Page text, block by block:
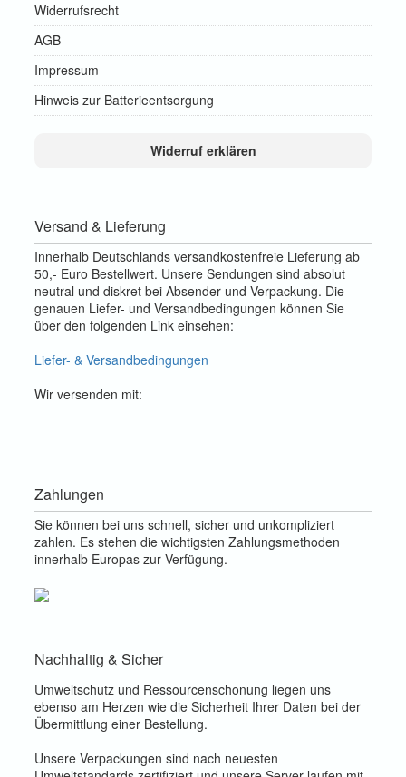
Widerrufsrecht
AGB
Impressum
Hinweis zur Batterieentsorgung
Widerruf erklären
Versand & Lieferung
Innerhalb Deutschlands versandkostenfreie Lieferung ab
50,- Euro Bestellwert. Unsere Sendungen sind absolut
neutral und diskret bei Absender und Verpackung. Die
genauen Liefer- und Versandbedingungen können Sie
über den folgenden Link einsehen:
Liefer- & Versandbedingungen
Wir versenden mit:
Zahlungen
Sie können bei uns schnell, sicher und unkompliziert
zahlen. Es stehen die wichtigsten Zahlungsmethoden
innerhalb Europas zur Verfügung.
Nachhaltig & Sicher
Umweltschutz und Ressourcenschonung liegen uns
ebenso am Herzen wie die Sicherheit Ihrer Daten bei der
Übermittlung einer Bestellung.
Unsere Verpackungen sind nach neuesten